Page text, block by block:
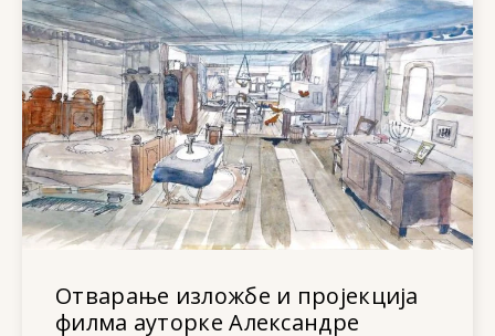
Отварање изложбе и пројекција
филма ауторке Александре